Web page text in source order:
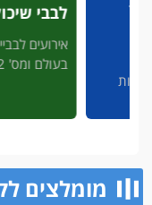
לבבי
אירועים
בעולם ומס' 2 אחרי מחלת הסרטן....
מומלצים